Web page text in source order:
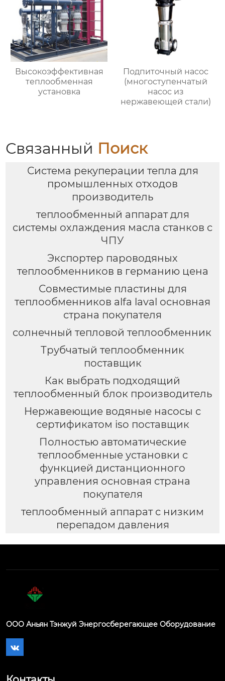
Высокоэффективная
теплообменная
установка
Подпиточный насос
(многоступенчатый
насос из
нержавеющей стали)
Связанный Поиск
Система рекуперации тепла для
промышленных отходов
производитель
теплообменный аппарат для
системы охлаждения масла станков с
ЧПУ
Экспортер пароводяных
теплообменников в германию цена
Совместимые пластины для
теплообменников alfa laval основная
страна покупателя
солнечный тепловой теплообменник
Трубчатый теплообменник
поставщик
Как выбрать подходящий
теплообменный блок производитель
Нержавеющие водяные насосы с
сертификатом iso поставщик
Полностью автоматические
теплообменные установки с
функцией дистанционного
управления основная страна
покупателя
теплообменный аппарат с низким
перепадом давления
ООО Аньян Тэнжуй Энергосберегающее Оборудование
